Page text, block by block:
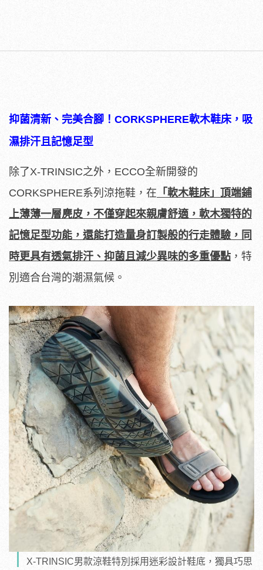
抑菌清新、完美合腳！ CORKSPHERE軟木鞋床，吸
濕排汗且記憶足型
除了X-TRINSIC之外，ECCO全新開發的
CORKSPHERE系列涼拖鞋，在 「軟木鞋床」頂端鋪
上薄薄一層麂皮，不僅穿起來親膚舒適，軟木獨特的
記憶足型功能，還能打造量身訂製般的行走體驗，同
時更具有透氣排汗、抑菌且減少異味的多重優點 ，特
別適合台灣的潮濕氣候。
X-TRINSIC男款涼鞋特別採用迷彩設計鞋底，獨具巧思